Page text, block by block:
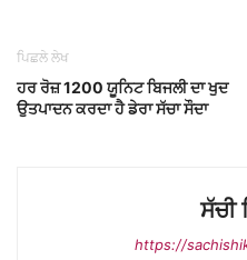
ਪਿਛਲੇ ਲੇਖ
ਹਰ ਰੋਜ਼ 1200 ਯੂਨਿਟ ਬਿਜਲੀ ਦਾ ਖੁਦ
ਉਤਪਾਦਨ ਕਰਦਾ ਹੈ ਡੇਰਾ ਸੱਚਾ ਸੌਦਾ
ਸੱਚੀ
https://